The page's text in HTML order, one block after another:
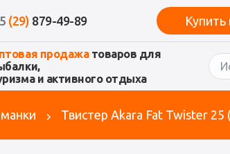
(29) 879-49-89 Купить
продажатоваров для
и активного отдыха
Твистер Akara Fat Twister 25